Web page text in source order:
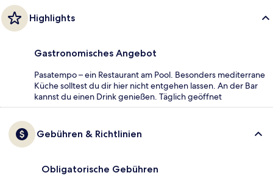
Highlights
Gastronomisches Angebot
Pasatempo – ein Restaurant am Pool. Besonders mediterrane
Küche solltest du dir hier nicht entgehen lassen. An der Bar
kannst du einen Drink genießen. Täglich geöffnet
Gebühren & Richtlinien
Obligatorische Gebühren